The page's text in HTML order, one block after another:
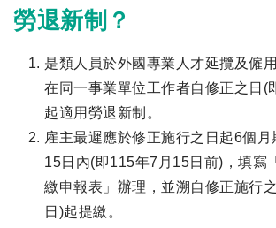
勞退新制？
是類人員於外國專業人才延攬及僱
在同一事業單位工作者自修正之日(
起適用勞退新制。
雇主最遲應於修正施行之日起6個月
15日內(即115年7月15日前)，填寫
繳申報表」辦理，並溯自修正施行
日)起提繳。